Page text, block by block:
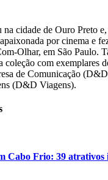
cidade de Ouro Preto
por cinema e
Olhar, em São Paulo.
coleção com exemplares
de Comunicação
(D&D Viagens).
Cabo Frio: 39 atrativos